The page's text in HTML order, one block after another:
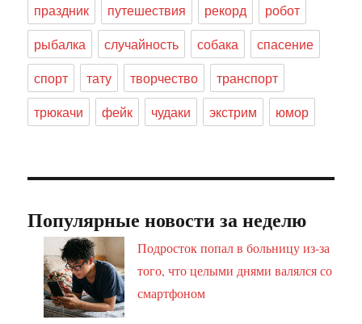
праздник
путешествия рекорд
робот
рыбалка
случайность собака
спасение
спорт
тату творчество
транспорт
трюкачи
фейк чудаки экстрим юмор
Популярные новости за неделю
Подросток попал в больницу из-за
того, что целыми днями валялся со
смартфоном